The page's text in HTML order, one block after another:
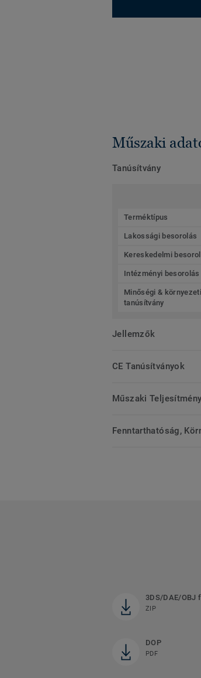
Műszaki
Tanúsítvány
Terméktípus
Lakossági besorolás
Kereskedelmi
Intézményi besorolás
Minőségi & környezeti
tanúsítvány
Jellemzők
CE Tanúsítványok
Műszaki Teljesítmény
Fenntarthatóság,
3DS/DAE/OBJ
ZIP
DOP
PDF